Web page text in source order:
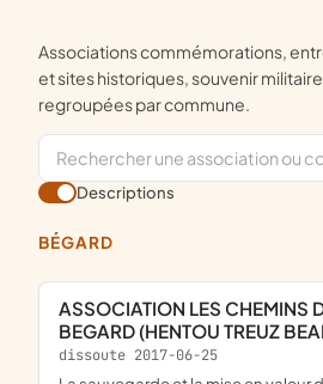
Associations commémorations, entretien de monuments
et sites historiques, souvenir
regroupées par commune.
Descriptions
BÉGARD
ASSOCIATION LES CHEMINS DE TRAVERSE DE
BEGARD (HENTOU TREUZ
dissoute 2017-06-25